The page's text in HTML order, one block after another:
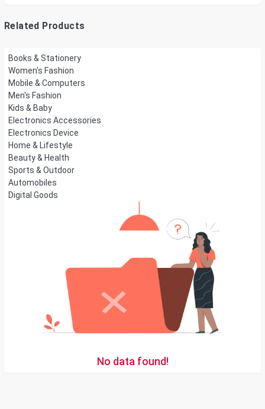
Related Products
Books & Stationery
Women's Fashion
Mobile & Computers
Men's Fashion
Kids & Baby
Electronics Accessories
Electronics Device
Home & Lifestyle
Beauty & Health
Sports & Outdoor
Automobiles
Digital Goods
No data found!